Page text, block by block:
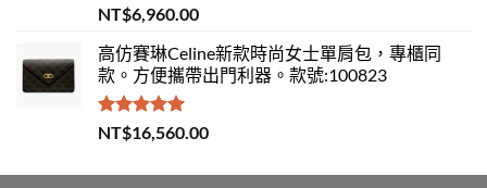
評分 5.00
滿分 5
NT$6,960.00
高仿賽琳Celine新款時尚女士單肩包，專櫃同
款。方便攜帶出門利器。款號:100823
評分5.00
滿分 5
NT$16,560.00